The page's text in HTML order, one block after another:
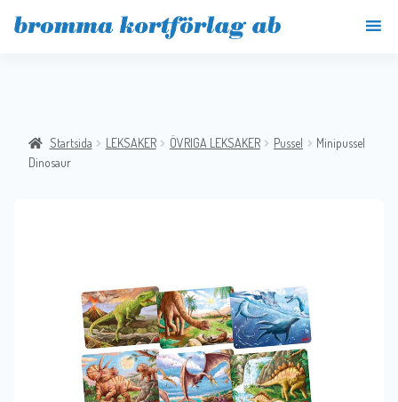
Startsida LEKSAKER ÖVRIGA LEKSAKER Pussel
Minipussel
Dinosaur